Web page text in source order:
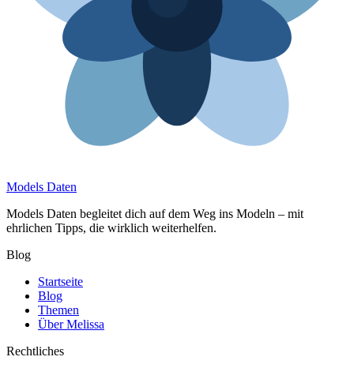
Models Daten
Models Daten begleitet dich auf dem Weg ins Modeln – mit
ehrlichen Tipps, die wirklich weiterhelfen.
Blog
Startseite
Blog
Themen
Über Melissa
Rechtliches